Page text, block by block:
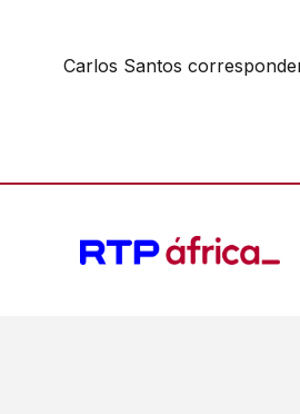
Carlos Santos